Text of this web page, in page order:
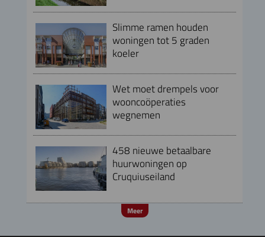
Slimme ramen houden
woningen tot 5 graden
koeler
Wet moet drempels voor
wooncoöperaties
wegnemen
458 nieuwe betaalbare
huurwoningen op
Cruquiuseiland
Meer